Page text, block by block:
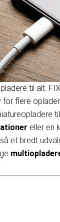
til alt.
for flere
eller en
et bredt